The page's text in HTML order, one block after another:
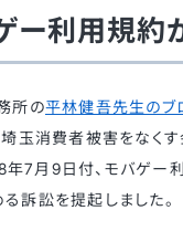
ー利用規約
所の平林健吾先生のブ
埼玉消費者被害をなくす
年7月9日付、モバゲー
訴訟を提起しました。